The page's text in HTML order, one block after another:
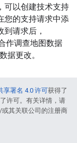
可以创建技术支持
您的支持请求中添
请求后，
作调查地图数据
据更改。
享署名 4.0 许可获得了
许可。有关详情，请
或其关联公司的注册商